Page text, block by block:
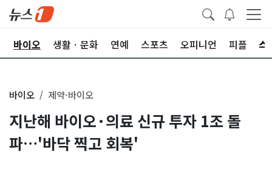
바이오 생활ㆍ문화 연예 스포츠 오피니언 피플
바이오 제약·바이오
지난해 바이오·의료 신규 투자 1조 돌
파…'바닥 찍고 회복'